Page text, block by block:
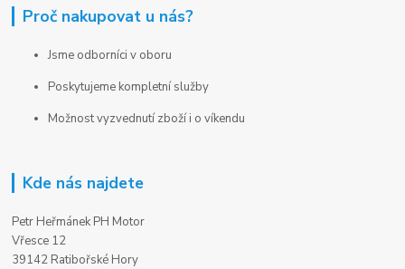
Proč nakupovat u nás?
Jsme odborníci v oboru
Poskytujeme kompletní služby
Možnost vyzvednutí zboží i o víkendu
Kde nás najdete
Petr Heřmánek PH Motor
Vřesce 12
39142 Ratibořské Hory